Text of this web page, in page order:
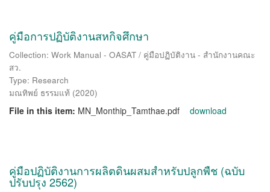
คู่มือการปฏิบัติงานสหกิจศึกษา
Collection: Work Manual - OASAT / คู่มือปฏิบัติงาน - สำนักงานคณะ
สว.
Type: Research
มณทิพย์ ธรรมแท้ (2020)
File in this item: MN_Monthip_Tamthae.pdf download
คู่มือปฏิบัติงานการผลิตดินผสมสำหรับปลูกพืช (ฉบับ
ปรับปรุง 2562)